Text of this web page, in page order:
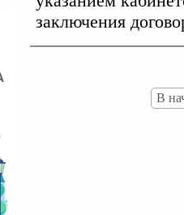
заключения
В